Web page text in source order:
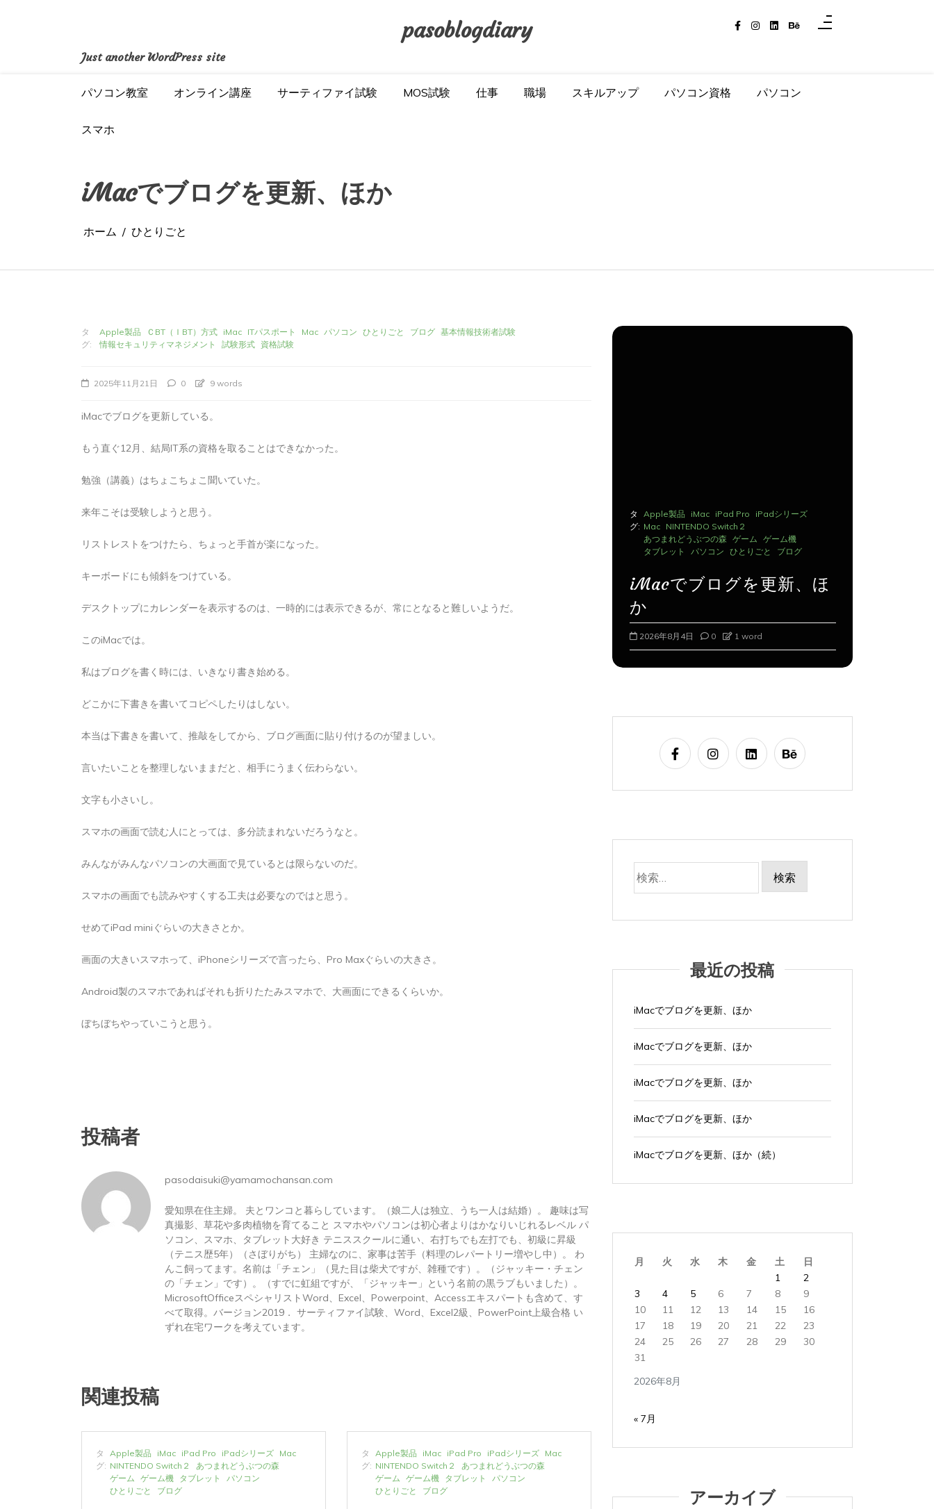
pasoblogdiary
Just another WordPress site
パソコン教室 オンライン講座 サーティファイ試験 MOS試験 仕事 職場 スキルアップ パソコン資格 パソコン
スマホ
iMacでブログを更新、ほか
ホーム ひとりごと
タ
グ:
Apple製品 ＣBT（ＩBT）方式 iMac ITパスポート Mac パソコン ひとりごと ブログ 基本情報技術者試験
情報セキュリティマネジメント
試験形式 資格試験
2025年11月21日 0 9 words
iMacでブログを更新している。
もう直ぐ12月、結局IT系の資格を取ることはできなかった。
勉強（講義）はちょこちょこ聞いていた。
来年こそは受験しようと思う。
リストレストをつけたら、ちょっと手首が楽になった。
キーボードにも傾斜をつけている。
デスクトップにカレンダーを表示するのは、一時的には表示できるが、常にとなると難しいようだ。
このiMacでは。
私はブログを書く時には、いきなり書き始める。
どこかに下書きを書いてコピペしたりはしない。
本当は下書きを書いて、推敲をしてから、ブログ画面に貼り付けるのが望ましい。
言いたいことを整理しないままだと、相手にうまく伝わらない。
文字も小さいし。
スマホの画面で読む人にとっては、多分読まれないだろうなと。
みんながみんなパソコンの大画面で見ているとは限らないのだ。
スマホの画面でも読みやすくする工夫は必要なのではと思う。
せめてiPad miniぐらいの大きさとか。
画面の大きいスマホって、iPhoneシリーズで言ったら、Pro Maxぐらいの大きさ。
Android製のスマホであればそれも折りたたみスマホで、大画面にできるくらいか。
ぼちぼちやっていこうと思う。
投稿者
pasodaisuki@yamamochansan.com
愛知県在住主婦。 夫とワンコと暮らしています。（娘二人は独立、うち一人は結婚）。 趣味は写
真撮影、草花や多肉植物を育てること スマホやパソコンは初心者よりはかなりいじれるレベル パ
ソコン、スマホ、タブレット大好き テニススクールに通い、右打ちでも左打でも、初級に昇級
（テニス歴5年）（さぼりがち） 主婦なのに、家事は苦手（料理のレパートリー増やし中）。 わ
んこ飼ってます。名前は「チェン」（見た目は柴犬ですが、雑種です）。（ジャッキー・チェン
の「チェン」です）。（すでに虹組ですが、「ジャッキー」という名前の黒ラブもいました）。
MicrosoftOfficeスペシャリストWord、Excel、Powerpoint、Accessエキスパートも含めて、す
べて取得。バージョン2019． サーティファイ試験、Word、Excel2級、PowerPoint上級合格 い
ずれ在宅ワークを考えています。
関連投稿
タ
グ:
Apple製品 iMac iPad Pro iPadシリーズ Mac
NINTENDO Switch２
あつまれどうぶつの森
ゲーム ゲーム機 タブレット
パソコン
ひとりごと
ブログ
タ
グ:
Apple製品 iMac iPad Pro iPadシリーズ Mac
NINTENDO Switch２
あつまれどうぶつの森
ゲーム ゲーム機 タブレット
パソコン
ひとりごと
ブログ ブログ
タ Apple製品 iMac
あつまれどうぶつの森 ゲーム ゲーム機
タブレット
パソコン ひとりごと ブログ
iMacでブログを更新、ほ
か
か
タ
グ:
Apple製品 iMac iPad Pro
iPadシリーズ
Mac
NINTENDO Switch２
あつまれどうぶつの森 ゲーム ゲーム機
タブレット
パソコン ひとりごと ブログ
iMacでブログを更新、ほ
か
2026年8月4日 0 1 word
索:
最近の投稿
iMacでブログを更新、ほか
iMacでブログを更新、ほか
iMacでブログを更新、ほか
iMacでブログを更新、ほか
iMacでブログを更新、ほか（続）
2026年8月
月 火 水 木 金 土
日
1
2
3
4 5 6 7 8
9
10
11 12 13 14 15
16
17
18 19 20 21 22
23
24
25 26 27 28 29
30
31
« 7月
アーカイブ